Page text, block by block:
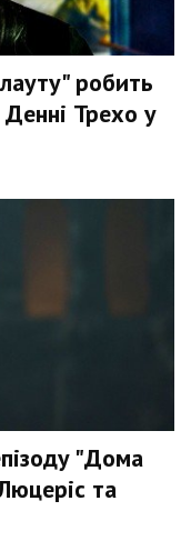
робить
Трехо у
"Дома
та